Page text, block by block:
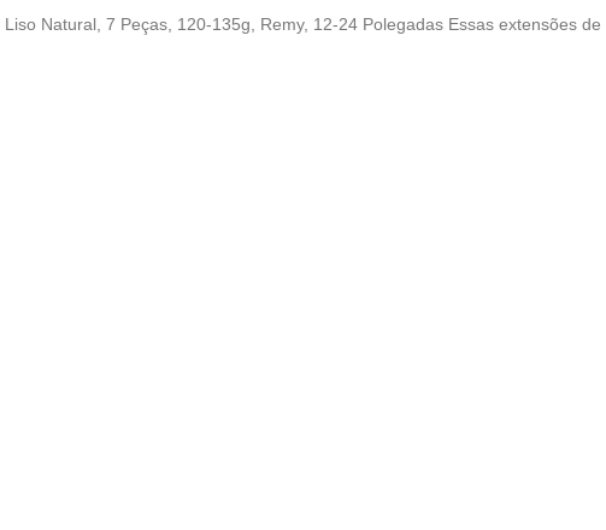
Natural, 7 Peças, 120-135g, Remy, 12-24 Polegadas Essas extensões de